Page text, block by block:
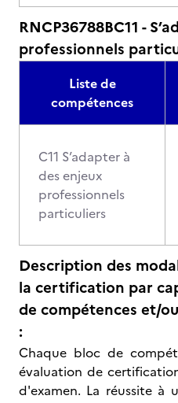
RNCP36788BC11 -
professionnels
Liste de
compétences
C11 S’adapter à
des enjeux
professionnels
particuliers
Description des
la certification par
de compétences et/
:
Chaque bloc de
évaluation de
d'examen. La réussite